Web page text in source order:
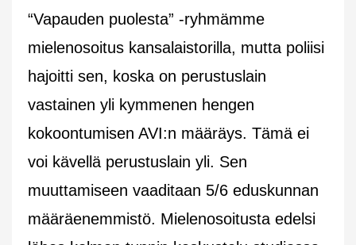
“Vapauden puolesta” -ryhmämme
mielenosoitus kansalaistorilla, mutta poliisi
hajoitti sen, koska on perustuslain
vastainen yli kymmenen hengen
kokoontumisen AVI:n määräys. Tämä ei
voi kävellä perustuslain yli. Sen
muuttamiseen vaaditaan 5/6 eduskunnan
määräenemmistö. Mielenosoitusta edelsi